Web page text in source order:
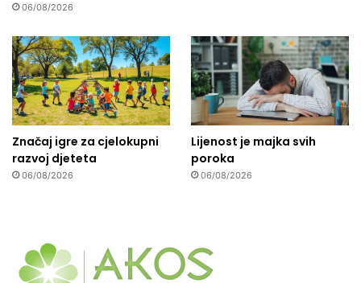
06/08/2026
Značaj igre za cjelokupni
razvoj djeteta
06/08/2026
Lijenost je majka svih
poroka
06/08/2026